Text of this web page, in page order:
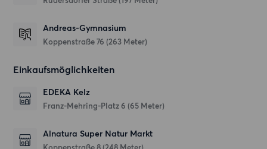
Andreas-Gymnasium
Koppenstraße 76 (263 Meter)
Einkaufsmöglichkeiten
EDEKA Kelz
Franz-Mehring-Platz 6 (65 Meter)
Alnatura Super Natur Markt